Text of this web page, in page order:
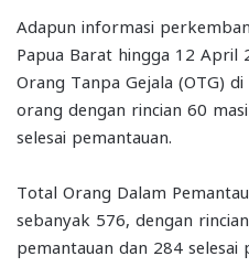
Adapun informasi
Papua Barat hingga 12
Orang Tanpa Gejala (OTG)
orang dengan rincian 60
selesai pemantauan.
Total Orang Dalam
sebanyak 576, dengan
pemantauan dan 284 selesai